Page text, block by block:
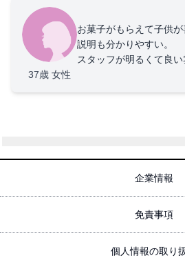
37歳 女性
お菓子がもらえて子供が
説明も分かりやすい。
スタッフが明るくて良い
企業情報
免責事項
個人情報の取り